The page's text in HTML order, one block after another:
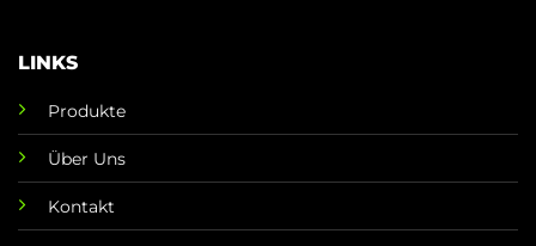
LINKS
Produkte
Über Uns
Kontakt